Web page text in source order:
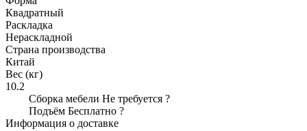
Квадратный
Раскладка
Нераскладной
Страна производства
Китай
Вес (кг)
10.2
Сборка мебели Не требуется ?
Подъём Бесплатно ?
Информация о доставке